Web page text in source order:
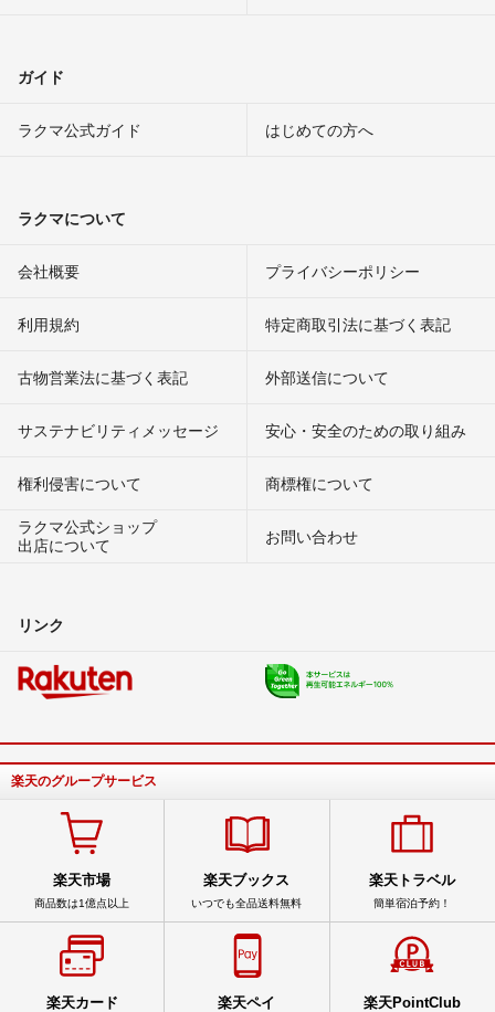
ガイド
ラクマ公式ガイド はじめての方へ
ラクマについて
会社概要 プライバシーポリシー
利用規約 特定商取引法に基づく表記
古物営業法に基づく表記 外部送信について
サステナビリティメッセージ 安心・安全のための取り組み
権利侵害について
商標権について
ラクマ公式ショップ
出店について
お問い合わせ
リンク
楽天のグループサービス
楽天市場
商品数は1億点以上
楽天ブックス
いつでも全品送料無料
楽天トラベル
簡単宿泊予約！
楽天カード 楽天ペイ 楽天PointClub